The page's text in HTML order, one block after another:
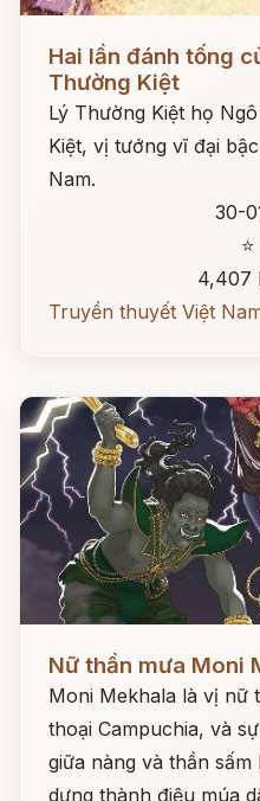
Đọc ngay
Hai lần đánh tống
Thường Kiệt
Lý Thường Kiệt họ
Kiệt, vị tướng vĩ đại
Nam.
30-
4,407
Truyền thuyết Việt
Nữ thần mưa Moni
Moni Mekhala là vị nữ
thoại Campuchia, và
giữa nàng và thần sấm
dựng thành điệu múa